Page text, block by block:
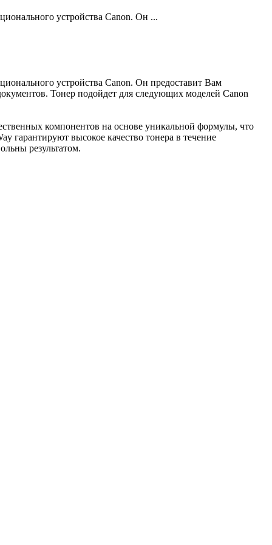
устройства Canon. Он ...
устройства Canon. Он предоставит Вам
Тонер подойдет для следующих моделей Canon
компонентов на основе уникальной формулы, что
гарантируют высокое качество тонера в течение
результатом.